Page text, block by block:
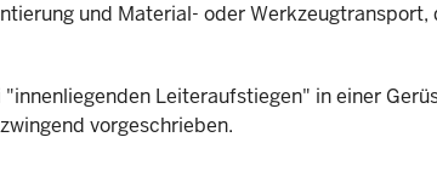
und Material- oder
"innenliegenden Leiteraufstiegen" in einer
vorgeschrieben.